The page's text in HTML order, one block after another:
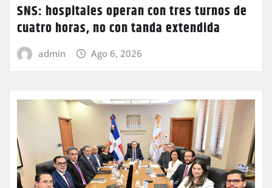
SNS: hospitales operan con tres turnos de
cuatro horas, no con tanda extendida
admin Ago 6, 2026